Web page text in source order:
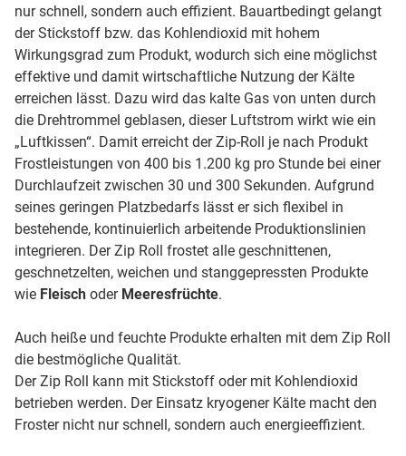
nur schnell, sondern auch effizient. Bauartbedingt gelangt
der Stickstoff bzw. das Kohlendioxid mit hohem
Wirkungsgrad zum Produkt, wodurch sich eine möglichst
effektive und damit wirtschaftliche Nutzung der Kälte
erreichen lässt. Dazu wird das kalte Gas von unten durch
die Drehtrommel geblasen, dieser Luftstrom wirkt wie ein
„Luftkissen“. Damit erreicht der Zip-Roll je nach Produkt
Frostleistungen von 400 bis 1.200 kg pro Stunde bei einer
Durchlaufzeit zwischen 30 und 300 Sekunden. Aufgrund
seines geringen Platzbedarfs lässt er sich flexibel in
bestehende, kontinuierlich arbeitende Produktionslinien
integrieren. Der Zip Roll frostet alle geschnittenen,
geschnetzelten, weichen und stanggepressten Produkte
wie Fleisch oder Meeresfrüchte.
Auch heiße und feuchte Produkte erhalten mit dem Zip Roll
die bestmögliche Qualität.
Der Zip Roll kann mit Stickstoff oder mit Kohlendioxid
betrieben werden. Der Einsatz kryogener Kälte macht den
Froster nicht nur schnell, sondern auch energieeffizient.